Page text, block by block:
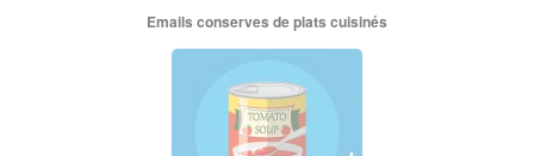
Emails conserves de plats cuisinés